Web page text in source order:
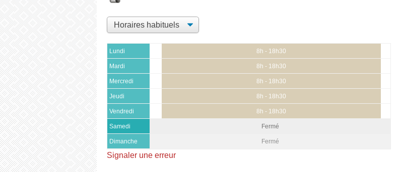
Lundi 8h - 18h30
Mardi 8h - 18h30
Mercredi 8h - 18h30
Jeudi 8h - 18h30
Vendredi 8h - 18h30
Samedi Fermé
Dimanche Fermé
Signaler une erreur